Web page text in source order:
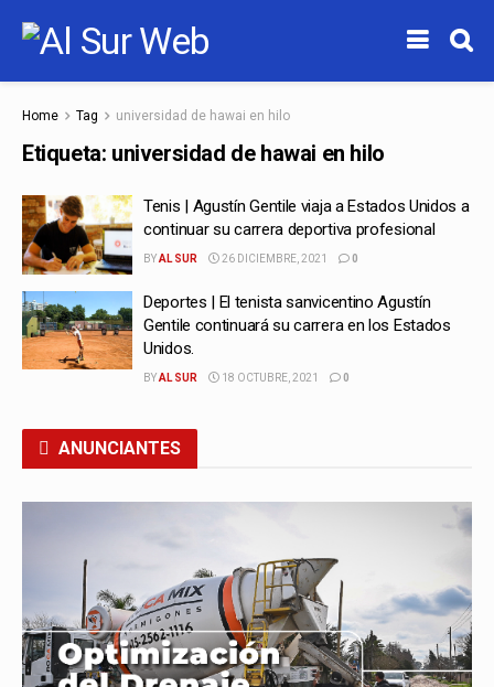
Home Tag universidad de hawai en hilo
Etiqueta: universidad de hawai en hilo
Tenis | Agustín Gentile viaja a Estados Unidos a
continuar su carrera deportiva profesional
BYAL SUR 26 DICIEMBRE, 2021 0
Deportes | El tenista sanvicentino Agustín
Gentile continuará su carrera en los Estados
Unidos.
BYAL SUR 18 OCTUBRE, 2021 0
ANUNCIANTES